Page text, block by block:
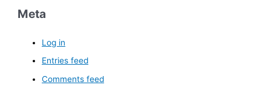
Meta
Log in
Entries feed
Comments feed